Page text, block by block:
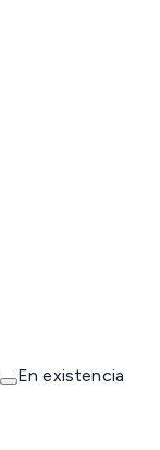
En existencia